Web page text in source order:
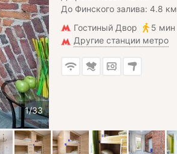
До Финского залива: 4.8 км
Гостиный Двор
5 мин
Другие станции метро